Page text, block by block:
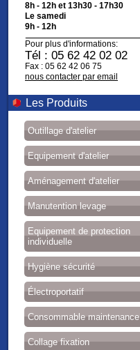
8h - 12h et 13h30 - 17h30
Le samedi
9h - 12h
Pour plus d'informations:
Tél : 05 62 42 02 02
Fax : 05 62 42 06 75
nous contacter par email
Les Produits
Outillage d'atelier
Equipement d'atelier
Aménagement d'atelier
Manutention levage
Equipement de protection
individuelle
Hygiène sécurité
Électroportatif
Consommable maintenance
Collage fixation